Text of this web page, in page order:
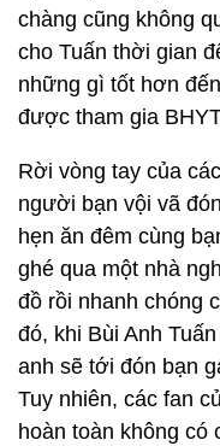
chàng cũng không
cho Tuấn thời gian
những gì tốt hơn
được tham gia
Rời vòng tay của
người bạn vội vã
hẹn ăn đêm cùng
ghé qua một nhà
đồ rồi nhanh chóng
đó, khi Bùi Anh
anh sẽ tới đón bạn
Tuy nhiên, các fan
hoàn toàn không